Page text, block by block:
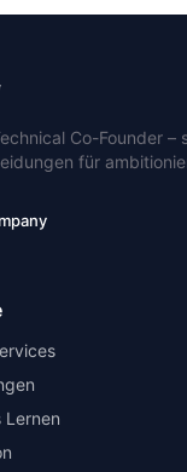
Co-Founder –
für
Lernen